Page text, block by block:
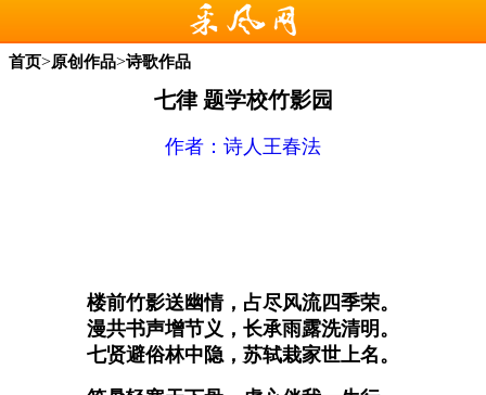
首页>原创作品>诗歌作品
七律 题学校竹影园
作者： 诗人王春法
楼前竹影送幽情，占尽风流四季荣。
漫共书声增节义，长承雨露洗清明。
七贤避俗林中隐，苏轼栽家世上名。